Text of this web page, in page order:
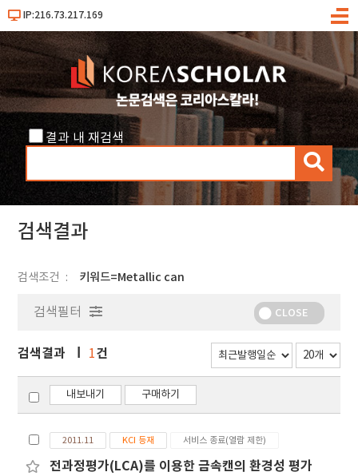
IP:216.73.217.169
메
결과 내 재검색
검
색
검색결과
검색조건 키워드=Metallic can
검색필터 CLOSE
검색결과 1건
내보내기 구매하기
2011.11 KCI 등재 서비스 종료(열람 제한)
전과정평가(LCA)를 이용한 금속캔의 환경성 평가